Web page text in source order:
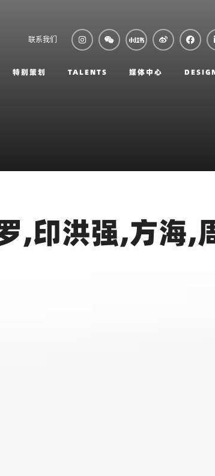
联系我们
特别策划 TALENTS 媒体中心
,印洪强,方海,